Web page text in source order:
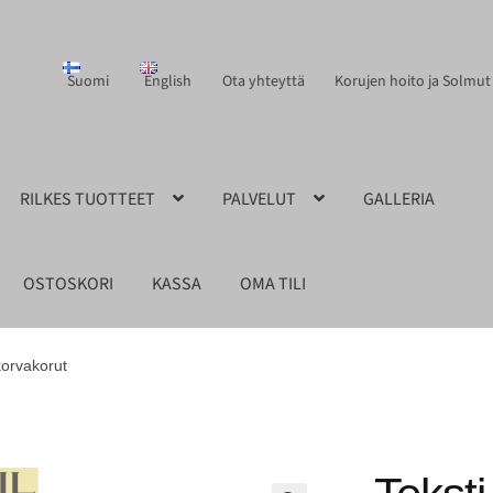
Suomi English Ota yhteyttä Korujen hoito ja Solmut
RILKES TUOTTEET PALVELUT GALLERIA
OSTOSKORI KASSA OMA TILI